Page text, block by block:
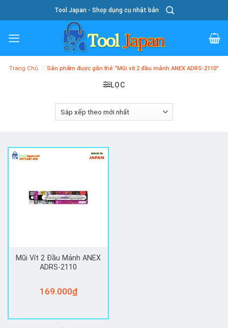
To
Content
Tool Japan - Shop dụng cụ nhật bản
Trang Chủ / Sản phẩm được gắn thẻ “Mũi vít 2 đầu mảnh ANEX ADRS-2110”
LỌC
Mũi Vít 2 Đầu Mảnh ANEX
ADRS-2110
169.000₫